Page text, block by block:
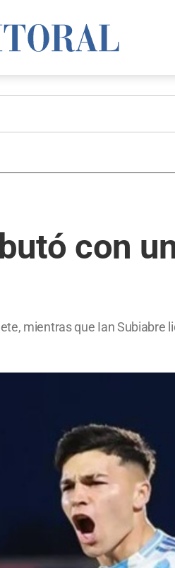
con
mientras que Ian Subiabre